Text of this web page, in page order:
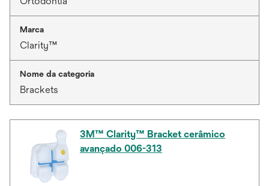
Marca
Clarity™
Nome da categoria
Brackets
3M™ Clarity™ Bracket cerâmico
avançado 006-313